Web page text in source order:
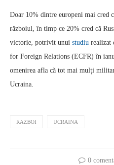
Doar 10% dintre europeni mai cred
războiul, în timp ce 20% cred că
victorie, potrivit unui studiu realizat
for Foreign Relations (ECFR) în
omenirea afla că tot mai mulți
Ucraina.
RAZBOI UCRAINA
0